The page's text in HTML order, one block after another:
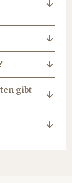
gibt